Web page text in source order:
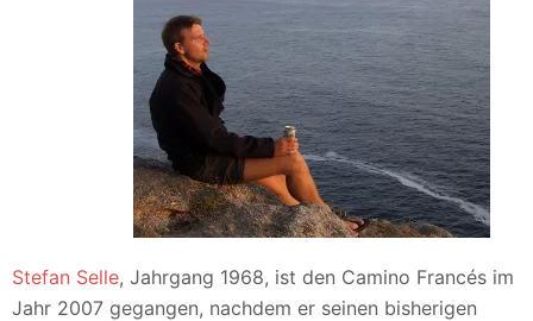
Stefan Selle, Jahrgang 1968, ist den Camino Francés im
Jahr 2007 gegangen, nachdem er seinen bisherigen